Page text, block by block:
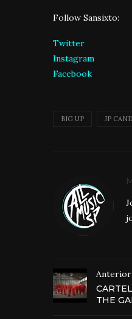
Follow Sansixto:
Twitter
Instagram
Facebook
BIG UP JP
THE